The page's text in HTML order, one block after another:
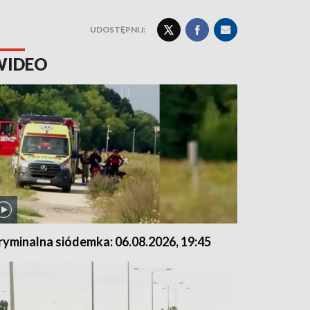
UDOSTĘPNIJ:
siódemka: 06.08.2026, 19:45